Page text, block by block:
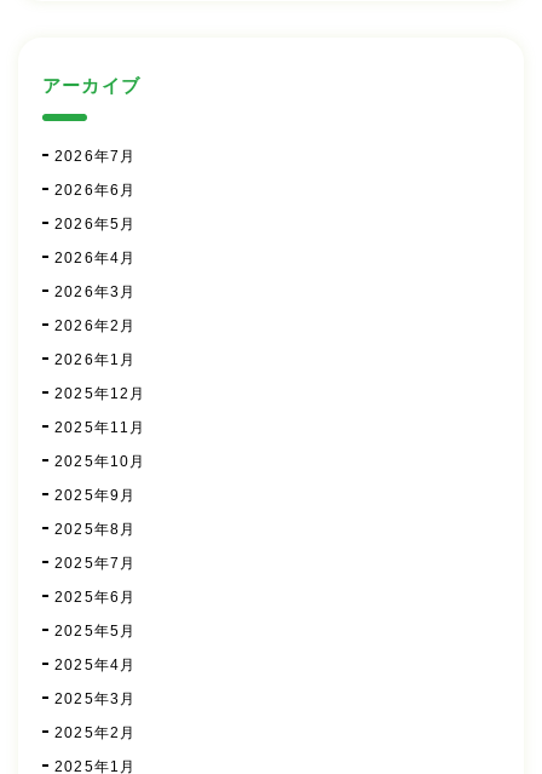
アーカイブ
2026年7月
2026年6月
2026年5月
2026年4月
2026年3月
2026年2月
2026年1月
2025年12月
2025年11月
2025年10月
2025年9月
2025年8月
2025年7月
2025年6月
2025年5月
2025年4月
2025年3月
2025年2月
2025年1月